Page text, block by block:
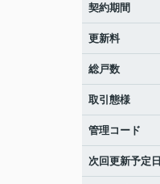
契約期間
更新料
総戸数
取引態様
管理コード
次回更新予定日